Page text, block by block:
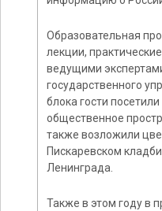
Образовательная
лекции,
ведущими
государственного
блока гости
общественное
также возложили
Пискаревском
Ленинграда.
Также в этом году в